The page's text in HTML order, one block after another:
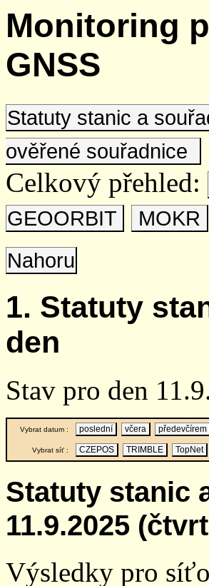
Monitoring
GNSS
Statuty stanic a
ověřené souřadnice
Celkový přehled:
GEOORBIT
MOKR
Nahoru
1. Statuty
den
Stav pro den
Vybrat datum : poslední včera předevčírem
Vybrat síť : CZEPOS TRIMBLE TopNet
Statuty stanic
11.9.2025
Výsledky pro